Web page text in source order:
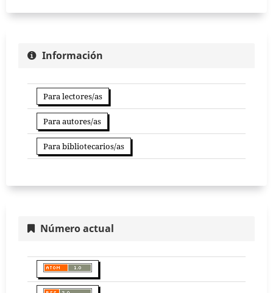
Información
Para lectores/as
Para autores/as
Para bibliotecarios/as
Número actual